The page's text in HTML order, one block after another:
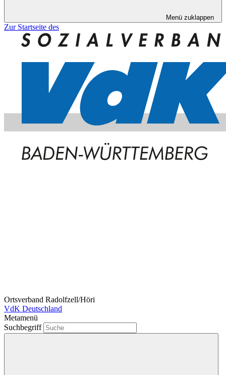
Menü zuklappen
Zur Startseite des
Ortsverband Radolfzell/Höri
VdK Deutschland
Metamenü
Suchbegriff